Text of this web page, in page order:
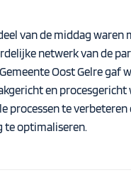
van de middag waren
netwerk van de
Oost Gelre gaf
en procesgericht
processen te verbeteren
te optimaliseren.